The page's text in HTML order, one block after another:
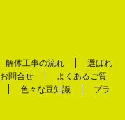
解体工事の流れ
選ばれ
お問合せ
よくあるご質
色々な豆知識
プラ